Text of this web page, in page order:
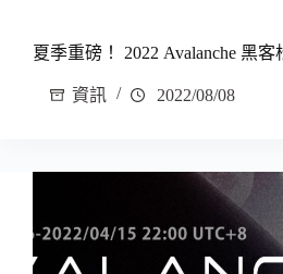
夏季重磅！ 2022 Avalanche 黑客
資訊 2022/08/08